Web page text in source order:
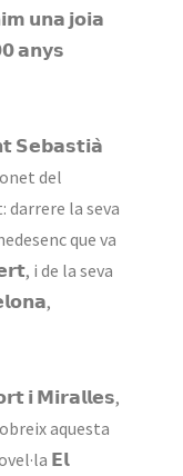
𝘂𝗻𝗮 𝗷𝗼𝗶𝗮
𝗮𝗻𝘆𝘀
𝗦𝗲𝗯𝗮𝘀𝘁𝗶𝗮̀
del
darrere la seva
que va
i de la seva
𝗶 𝗠𝗶𝗿𝗮𝗹𝗹𝗲𝘀,
aquesta
𝗘𝗹